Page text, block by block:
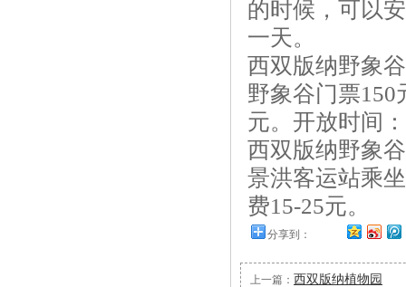
的时候，可以
一天。
西双版纳野象谷
野象谷门票150
元。开放时间
西双版纳野象谷
景洪客运站乘
费15-25元。
分享到：
上一篇： 西双版纳植物园